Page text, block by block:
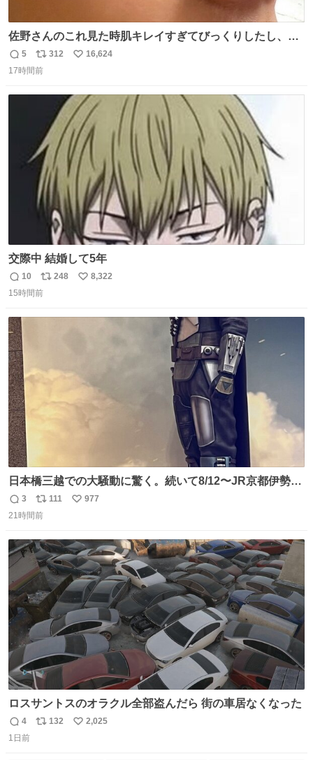
佐野さんのこれ見た時肌キレイすぎてびっくりしたし、や
はりアイドルって体型･肌管理すごすぎる
返
信
5
リ
ポ
312
い
数
16,624
17時間前
交際中 結婚して5年
返
信
10
リ
ポ
248
い
8,322
15時間前
日本橋三越での大騒動に驚く。続いて8/12〜JR京都伊勢丹
でPOP UP STOREがオープンするとのこと…皆さんお怪
我なくお買い物を🙏 写真は2026/5/21 ロードショーの前日
返
信
3
リ
ポ
ト
数
111
い
数
977
21時間前
ロスサントスのオラクル全部盗んだら 街の車居なくなった
返
信
4
リ
132
い
2,025
1日前